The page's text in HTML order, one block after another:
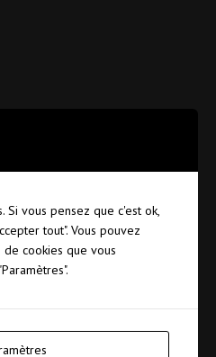
Si vous pensez que c'est ok,
tout". Vous pouvez
cookies que vous